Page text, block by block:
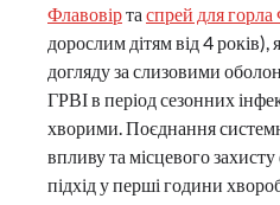
Флавовірта спрей для горла
дорослим дітям від 4 років),
догляду за слизовими
ГРВІ в період сезонних
хворими. Поєднання
впливу та місцевого
підхід у перші години